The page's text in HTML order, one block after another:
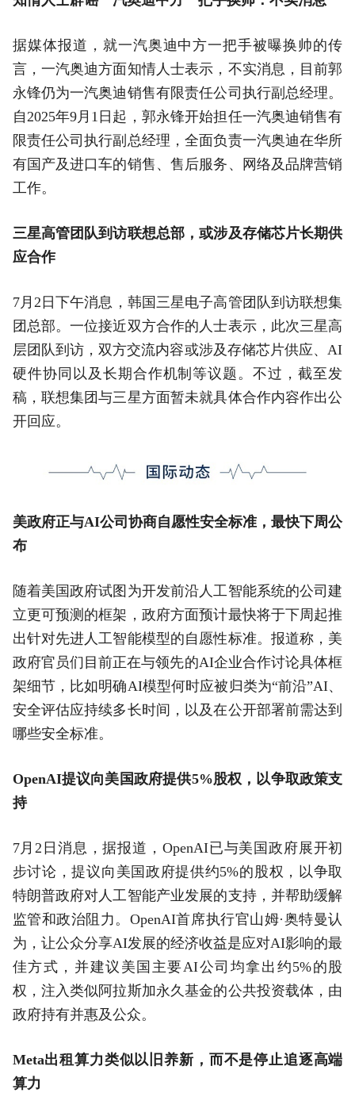
据媒体报道，就一汽奥迪中方一把手被曝换帅的传
言，一汽奥迪方面知情人士表示，不实消息，目前郭
永锋仍为一汽奥迪销售有限责任公司执行副总经理。
自2025年9月1日起，郭永锋开始担任一汽奥迪销售有
限责任公司执行副总经理，全面负责一汽奥迪在华所
有国产及进口车的销售、售后服务、网络及品牌营销
工作。
三星高管团队到访联想总部，或涉及存储芯片长期供
应合作
7月2日下午消息，韩国三星电子高管团队到访联想集
团总部。一位接近双方合作的人士表示，此次三星高
层团队到访，双方交流内容或涉及存储芯片供应、AI
硬件协同以及长期合作机制等议题。不过，截至发
稿，联想集团与三星方面暂未就具体合作内容作出公
开回应。
美政府正与AI公司协商自愿性安全标准，最快下周公
布
随着美国政府试图为开发前沿人工智能系统的公司建
立更可预测的框架，政府方面预计最快将于下周起推
出针对先进人工智能模型的自愿性标准。报道称，美
政府官员们目前正在与领先的AI企业合作讨论具体框
架细节，比如明确AI模型何时应被归类为“前沿”AI、
安全评估应持续多长时间，以及在公开部署前需达到
哪些安全标准。
OpenAI提议向美国政府提供5%股权，以争取政策支
持
7月2日消息，据报道，OpenAI已与美国政府展开初
步讨论，提议向美国政府提供约5%的股权，以争取
特朗普政府对人工智能产业发展的支持，并帮助缓解
监管和政治阻力。OpenAI首席执行官山姆·奥特曼认
为，让公众分享AI发展的经济收益是应对AI影响的最
佳方式，并建议美国主要AI公司均拿出约5%的股
权，注入类似阿拉斯加永久基金的公共投资载体，由
政府持有并惠及公众。
Meta出租算力类似以旧养新，而不是停止追逐高端
算力